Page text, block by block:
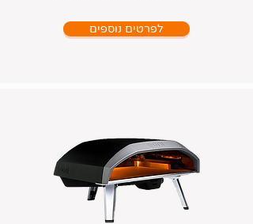
לפרטים נוספים